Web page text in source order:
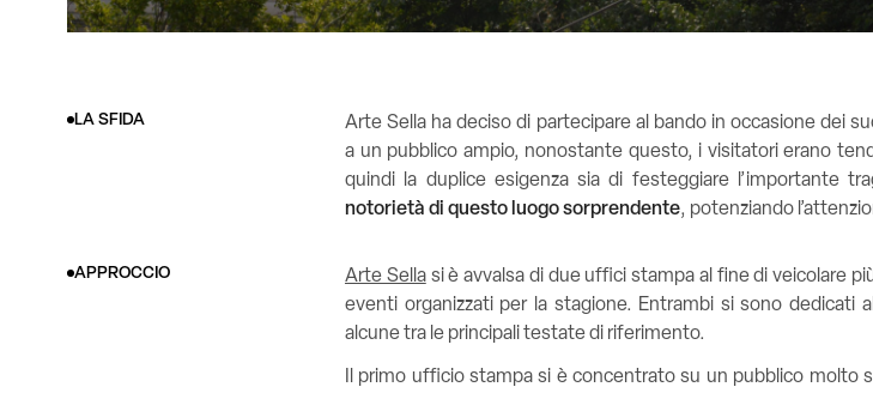
LA SFIDA Arte Sella ha deciso di partecipare al bando in occasione dei
a un pubblico ampio, nonostante questo, i visitatori erano
quindi la duplice esigenza sia di festeggiare l’importante
notorietà di questo luogo sorprendente, potenziando
APPROCCIO Arte Sellasi è avvalsa di due uffici stampa al fine di veicolare
eventi organizzati per la stagione. Entrambi si sono dedicati
alcune tra le principali testate di riferimento.
Il primo ufficio stampa si è concentrato su un pubblico molto